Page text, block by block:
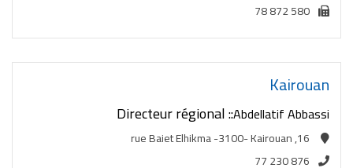
78 872 580
Kairouan
Directeur régional ::Abdellatif Abbassi
16, rue Baiet Elhikma -3100- Kairouan
77 230 876